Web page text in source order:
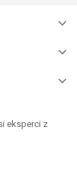
eksperci z